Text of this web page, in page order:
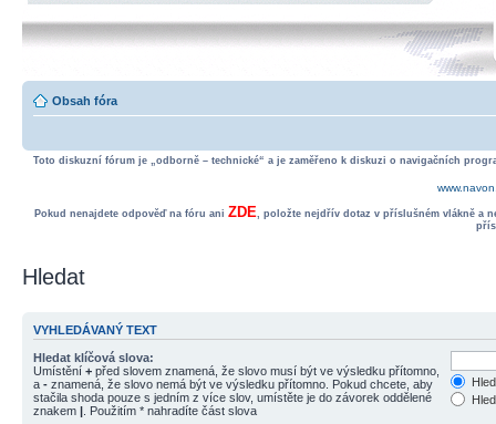
Obsah fóra
Toto diskuzní fórum je „odborně – technické“ a je zaměřeno k diskuzi o navigačních
Pokud nenajdete odpověď na fóru ani ZDE, položte nejdřív dotaz v příslušném vlákně a
Hledat
VYHLEDÁVANÝ TEXT
Hledat klíčová slova:
Umístění + před slovem znamená, že slovo musí být ve výsledku přítomno,
a - znamená, že slovo nemá být ve výsledku přítomno. Pokud chcete, aby
stačila shoda pouze s jedním z více slov, umístěte je do závorek oddělené
znakem | . Použitím * nahradíte část slova